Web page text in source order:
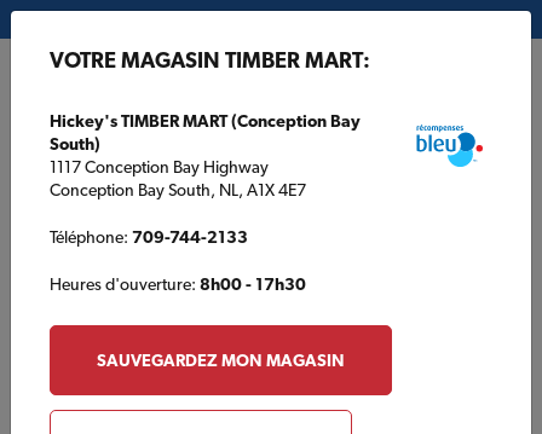
Oops!
Nous étions tellement occupés à
construire d'autres choses que nous
VOTRE MAGASIN TIMBER MART:
Hickey's TIMBER MART (Conception Bay
South)
1117 Conception Bay Highway
Conception Bay South, NL, A1X 4E7
Téléphone: 709-744-2133
Heures d'ouverture: 8h00 - 17h30
SAUVEGARDEZ MON MAGASIN